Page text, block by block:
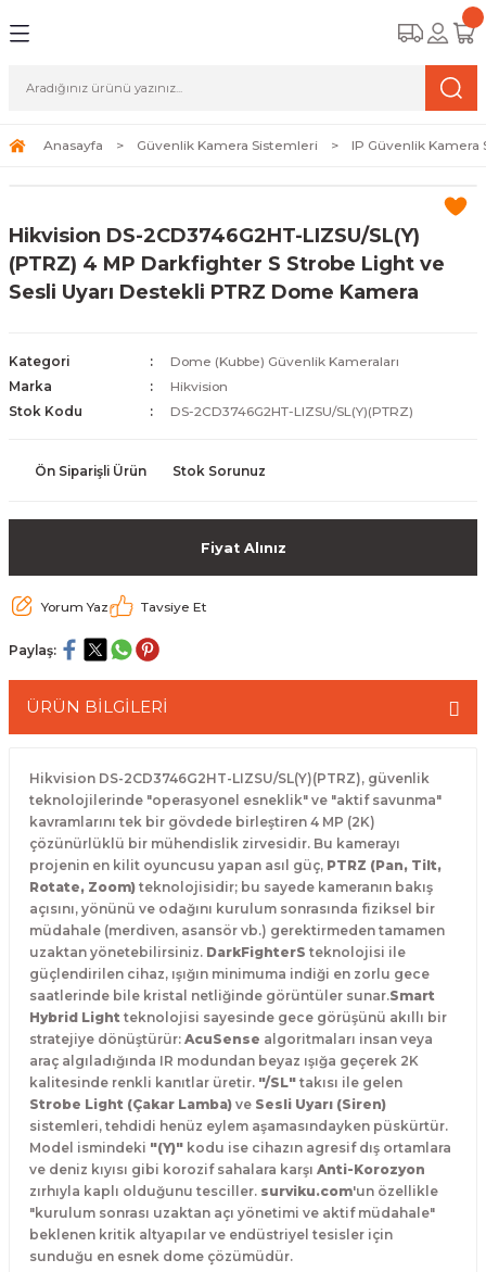
Sistemleri
Sistemleri (Network Kameraları)
ve Depolama Çözümleri
ve Bağlantı Kabloları
Kamera Lisansları
Güvenlik
Duvarı) Cihazları
Ağ Yönlendiricileri
Fi) ve Access Point Ürünleri
Antivirüs Yazılımları
ve Depolama Ürünleri
SSD
Kurtarma
Merkezi Altyapısı
Anasayfa Güvenlik Kamera Sistemleri IP Güvenlik Kamera
Hikvision DS-2CD3746G2HT-LIZSU/SL(Y)
(PTRZ) 4 MP Darkfighter S Strobe Light ve
Sesli Uyarı Destekli PTRZ Dome Kamera
Kategori
Dome (Kubbe) Güvenlik Kameraları
Marka
Hikvision
Stok Kodu
DS-2CD3746G2HT-LIZSU/SL(Y)(PTRZ)
Ön Siparişli Ürün Stok Sorunuz
Fiyat Alınız
Yorum Yaz Tavsiye Et
Paylaş:
ÜRÜN BİLGİLERİ
Hikvision DS-2CD3746G2HT-LIZSU/SL(Y)(PTRZ), güvenlik
teknolojilerinde "operasyonel esneklik" ve "aktif savunma"
kavramlarını tek bir gövdede birleştiren 4 MP (2K)
çözünürlüklü bir mühendislik zirvesidir. Bu kamerayı
projenin en kilit oyuncusu yapan asıl güç, PTRZ (Pan, Tilt,
Rotate, Zoom) teknolojisidir; bu sayede kameranın bakış
açısını, yönünü ve odağını kurulum sonrasında fiziksel bir
müdahale (merdiven, asansör vb.) gerektirmeden tamamen
uzaktan yönetebilirsiniz. DarkFighterS teknolojisi ile
güçlendirilen cihaz, ışığın minimuma indiği en zorlu gece
saatlerinde bile kristal netliğinde görüntüler sunar.Smart
Hybrid Light teknolojisi sayesinde gece görüşünü akıllı bir
stratejiye dönüştürür: AcuSense algoritmaları insan veya
araç algıladığında IR modundan beyaz ışığa geçerek 2K
kalitesinde renkli kanıtlar üretir. "/SL" takısı ile gelen
Strobe Light (Çakar Lamba) ve Sesli Uyarı (Siren)
sistemleri, tehdidi henüz eylem aşamasındayken püskürtür.
Model ismindeki "(Y)" kodu ise cihazın agresif dış ortamlara
ve deniz kıyısı gibi korozif sahalara karşı Anti-Korozyon
zırhıyla kaplı olduğunu tesciller. surviku.com'un özellikle
"kurulum sonrası uzaktan açı yönetimi ve aktif müdahale"
beklenen kritik altyapılar ve endüstriyel tesisler için
sunduğu en esnek dome çözümüdür.